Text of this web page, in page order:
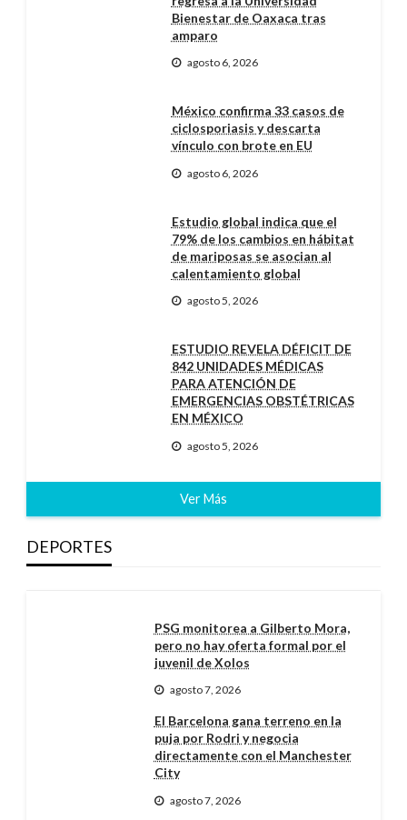
Bienestar de Oaxaca tras
amparo
agosto 6, 2026
México confirma 33 casos de
ciclosporiasis y descarta
vínculo con brote en EU
agosto 6, 2026
Estudio global indica que el
79% de los cambios en hábitat
de mariposas se asocian al
calentamiento global
agosto 5, 2026
ESTUDIO REVELA DÉFICIT DE
842 UNIDADES MÉDICAS
PARA ATENCIÓN DE
EMERGENCIAS OBSTÉTRICAS
EN MÉXICO
agosto 5, 2026
Ver Más
DEPORTES
PSG monitorea a Gilberto Mora,
pero no hay oferta formal por el
juvenil de Xolos
agosto 7, 2026
El Barcelona gana terreno en la
puja por Rodri y negocia
directamente con el Manchester
City
agosto 7, 2026